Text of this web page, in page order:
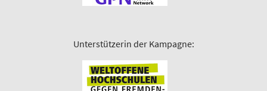
Unterstützerin der Kampagne: